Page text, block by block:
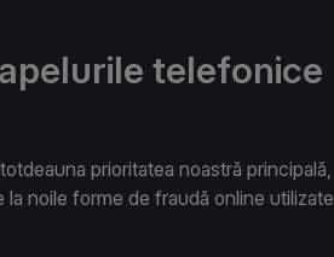
telefonice
prioritatea noastră principală,
noile forme de fraudă online utilizate